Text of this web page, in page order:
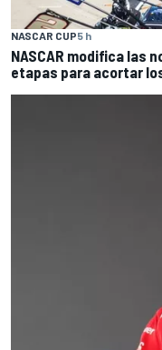
NASCAR CUP5 h
NASCAR modifica las
etapas para acortar